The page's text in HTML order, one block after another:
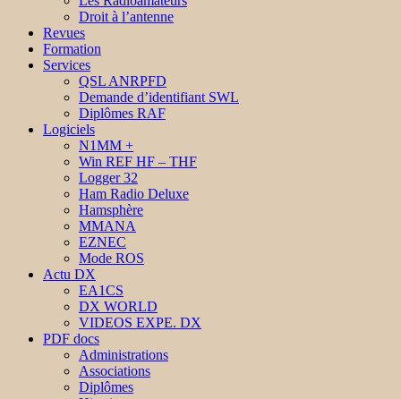
Droit à l’antenne
Revues
Formation
Services
QSL ANRPFD
Demande d’identifiant SWL
Diplômes RAF
Logiciels
N1MM +
Win REF HF – THF
Logger 32
Ham Radio Deluxe
Hamsphère
MMANA
EZNEC
Mode ROS
Actu DX
EA1CS
DX WORLD
VIDEOS EXPE. DX
PDF docs
Administrations
Associations
Diplômes